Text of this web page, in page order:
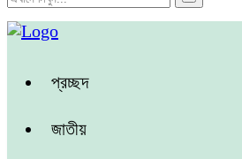
প্রচ্ছদ
জাতীয়